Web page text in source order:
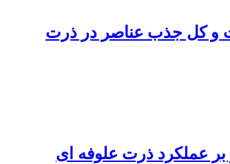
و کل جذب عناصر در ذرت
عملکرد ذرت علوفه ای